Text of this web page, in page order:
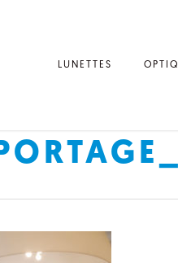
LUNETTES